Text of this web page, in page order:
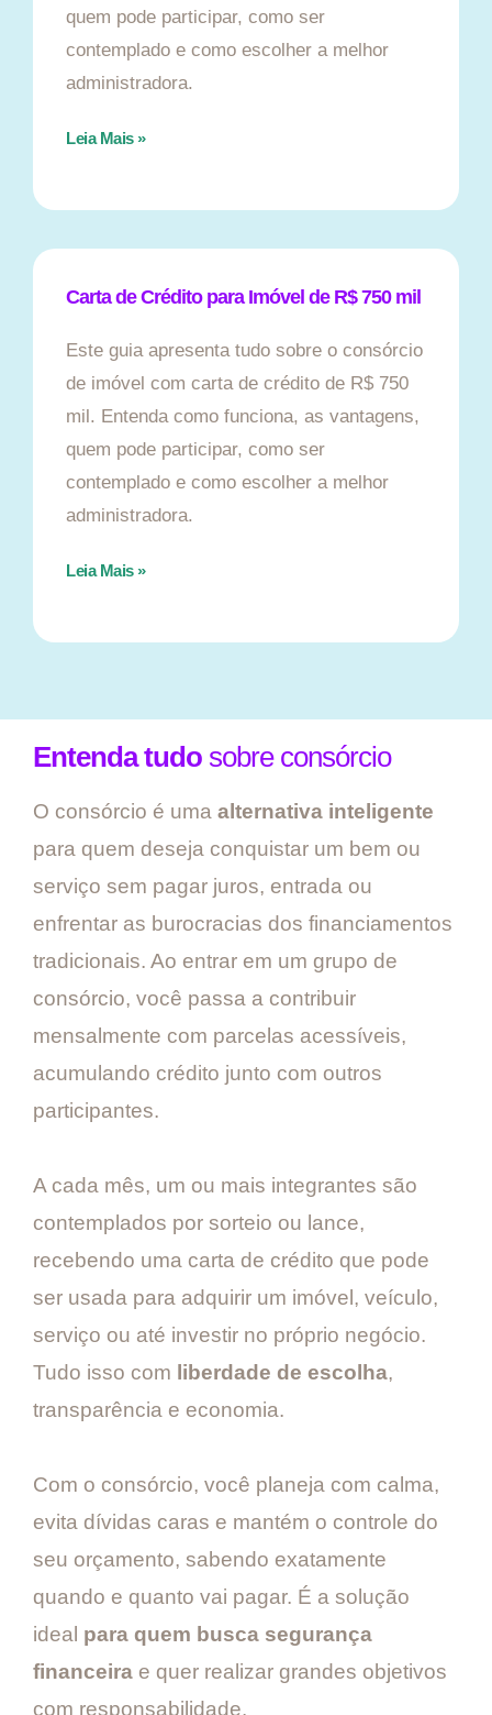
quem pode participar, como ser
contemplado e como escolher a melhor
administradora.
Leia Mais »
Carta de Crédito para Imóvel de R$ 750 mil
Este guia apresenta tudo sobre o consórcio
de imóvel com carta de crédito de R$ 750
mil. Entenda como funciona, as vantagens,
quem pode participar, como ser
contemplado e como escolher a melhor
administradora.
Leia Mais »
Entenda tudo sobre consórcio
O consórcio é uma alternativa inteligente
para quem deseja conquistar um bem ou
serviço sem pagar juros, entrada ou
enfrentar as burocracias dos financiamentos
tradicionais. Ao entrar em um grupo de
consórcio, você passa a contribuir
mensalmente com parcelas acessíveis,
acumulando crédito junto com outros
participantes.
A cada mês, um ou mais integrantes são
contemplados por sorteio ou lance,
recebendo uma carta de crédito que pode
ser usada para adquirir um imóvel, veículo,
serviço ou até investir no próprio negócio.
Tudo isso com liberdade de escolha,
transparência e economia.
Com o consórcio, você planeja com calma,
evita dívidas caras e mantém o controle do
seu orçamento, sabendo exatamente
quando e quanto vai pagar. É a solução
ideal para quem busca segurança
financeira e quer realizar grandes objetivos
com responsabilidade.